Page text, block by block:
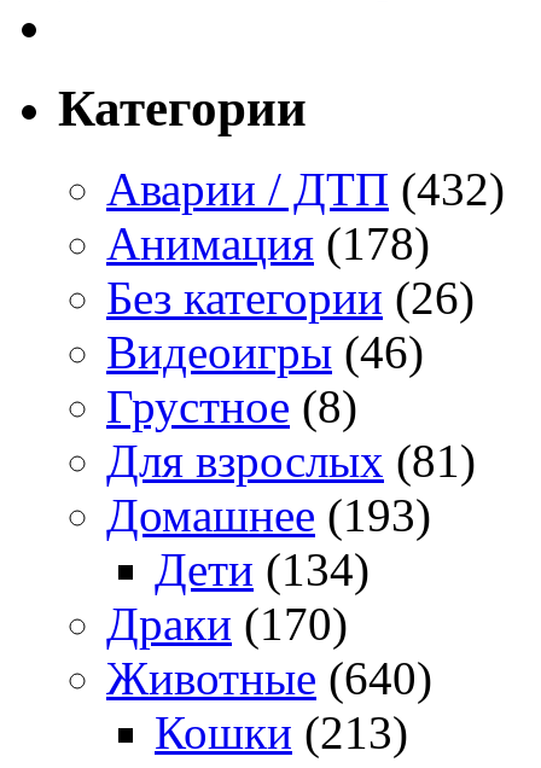
Категории
Аварии / ДТП (432)
Анимация (178)
Без категории (26)
Видеоигры (46)
Грустное (8)
Для взрослых (81)
Домашнее (193)
Дети (134)
Драки (170)
Животные (640)
Кошки (213)